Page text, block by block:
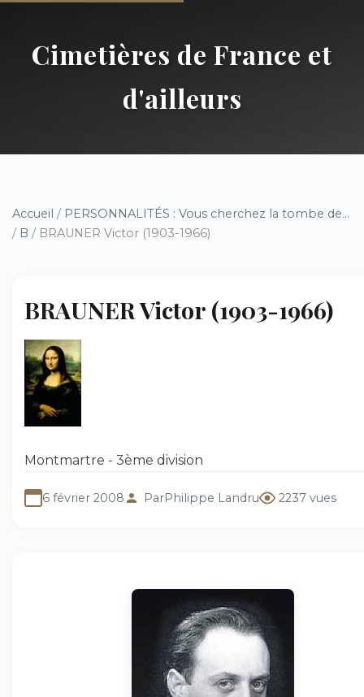
Cimetières de France et
d'ailleurs
Accueil / PERSONNALITÉS : Vous cherchez la tombe de...
/ B / BRAUNER Victor (1903-1966)
BRAUNER Victor (1903-1966)
Montmartre - 3ème division
6 février 2008 ParPhilippe Landru 2237 vues